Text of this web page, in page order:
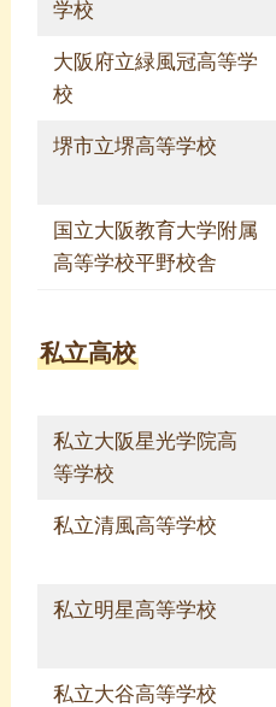
学校
大阪府立緑風冠高等学
校
堺市立堺高等学校
国立大阪教育大学附属
高等学校平野校舎
私立高校
私立大阪星光学院高
等学校
私立清風高等学校
私立明星高等学校
私立大谷高等学校